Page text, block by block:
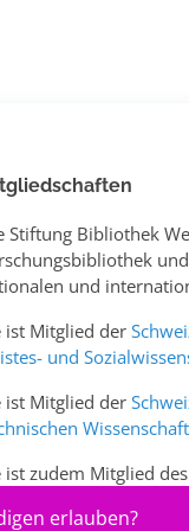
Stiftung Bibliothek
und
ist Mitglied der
und
ist Mitglied der
ist zudem Mitglied
erlauben?